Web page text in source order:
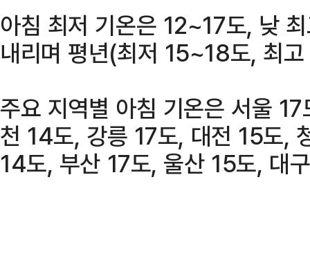
아침 최저 기온은 12~17도, 낮
내리며 평년(최저 15~18도, 최
주요 지역별 아침 기온은 서울
천 14도, 강릉 17도, 대전 15도,
14도, 부산 17도, 울산 15도, 대